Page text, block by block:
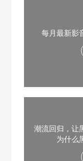
每月最新影
潮流回归，让
为什么